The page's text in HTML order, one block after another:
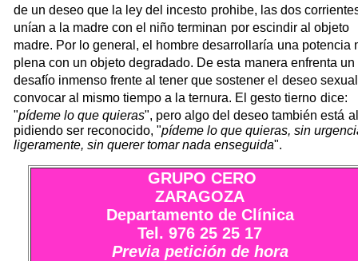
de un deseo que la ley del incesto prohibe, las dos
unían a la madre con el niño terminan por escindir al objeto
madre. Por lo general, el hombre desarrollaría una potencia
plena con un objeto degradado. De esta manera enfrenta un
desafío inmenso frente al tener que sostener el deseo
convocar al mismo tiempo a la ternura. El gesto tierno dice:
"pídeme lo que quieras", pero algo del deseo también está
pidiendo ser reconocido, "pídeme lo que quieras, sin
ligeramente, sin querer tomar nada enseguida".
GRUPO CERO
ZARAGOZA
Departamento de Clínica
Tel. 976 25 25 17
Previa petición de hora